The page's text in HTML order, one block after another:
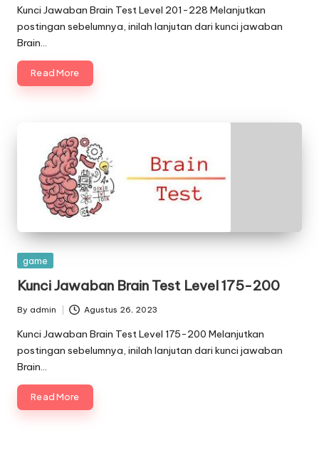
by
Kunci Jawaban Brain Test Level 201-228 Melanjutkan
postingan sebelumnya, inilah lanjutan dari kunci jawaban
Brain…
Read More
Posted
game
Kunci Jawaban Brain Test Level 175-200
Posted
by
By admin Agustus 26, 2023
Kunci Jawaban Brain Test Level 175-200 Melanjutkan
postingan sebelumnya, inilah lanjutan dari kunci jawaban
Brain…
Read More